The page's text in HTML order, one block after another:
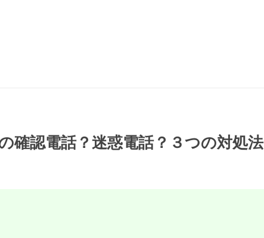
確認電話？迷惑電話？３つの対処法